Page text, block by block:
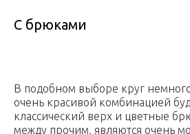
С брюками
В подобном выборе круг
очень красивой комбинацией
классический верх и цветные
между прочим, являются очень